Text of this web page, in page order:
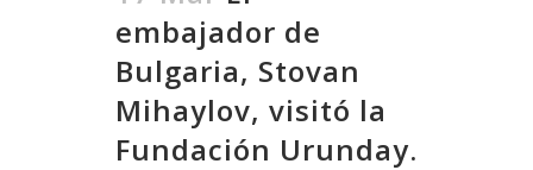
embajador de
Bulgaria, Stovan
Mihaylov, visitó la
Fundación Urunday.